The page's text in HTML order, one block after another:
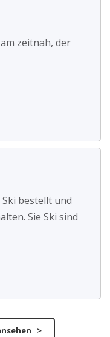
zeitnah, der
bestellt und
Sie Ski sind
>